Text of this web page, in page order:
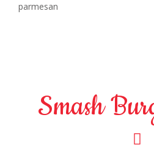
parmesan
Smash